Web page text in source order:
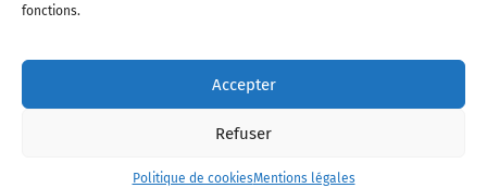
fonctions.
Accepter
Refuser
Politique de cookiesMentions légales
Politique de cookies (UE)